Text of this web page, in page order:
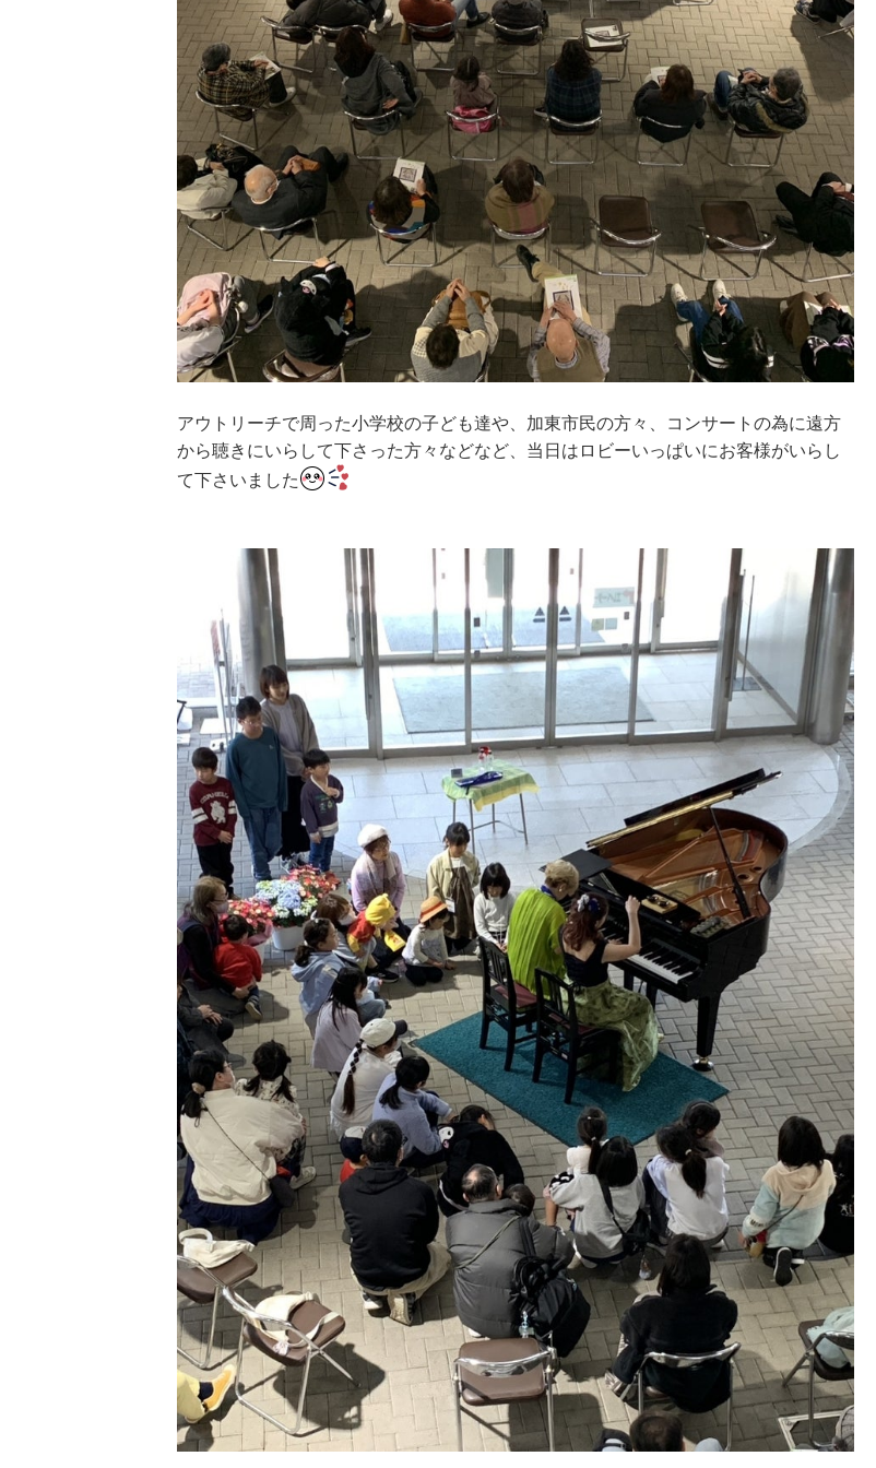
アウトリーチで周った小学校の子ども達や、加東市民の方々、コンサートの為に遠方
から聴きにいらして下さった方々などなど、当日はロビーいっぱいにお客様がいらし
て下さいました